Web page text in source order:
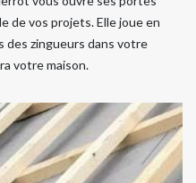
de vos projets. Elle joue en
des zingueurs dans votre
votre maison.